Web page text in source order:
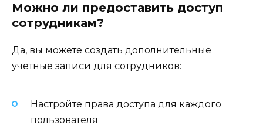
Можно ли предоставить доступ
сотрудникам?
Да, вы можете создать дополнительные
учетные записи для сотрудников:
Настройте права доступа для каждого
пользователя